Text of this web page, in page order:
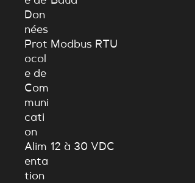
Don
nées
Prot
ocol
e de
Com
muni
cati
on
Modbus RTU
Alim
enta
tion
12 à 30 VDC